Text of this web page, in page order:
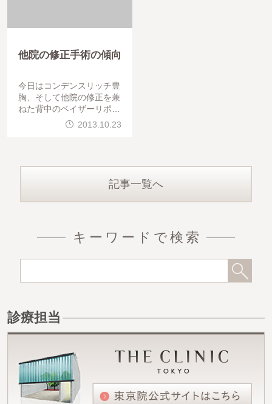
他院の修正手術の傾向
今日はコンデンスリッチ豊
胸、そして他院の修正を兼
ねた背中のベイザーリポ（
ベイザー脂肪吸引）でした
えています。当院
2013.10.23
記事一覧へ
キーワードで検索
診療担当